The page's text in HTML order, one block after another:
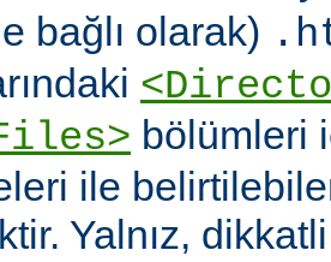
bağlı olarak)
bölümleri
ile
Yalnız,